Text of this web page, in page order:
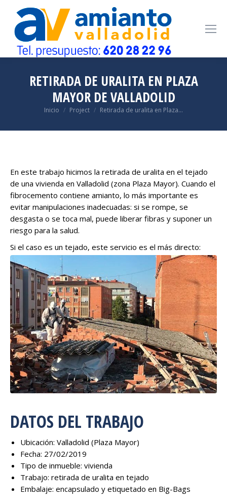
RETIRADA DE URALITA EN PLAZA
MAYOR DE VALLADOLID
Estás aquí:
Inicio Project Retirada de uralita en Plaza…
En este trabajo hicimos la retirada de uralita en el tejado
de una vivienda en Valladolid (zona Plaza Mayor). Cuando el
fibrocemento contiene amianto, lo más importante es
evitar manipulaciones inadecuadas: si se rompe, se
desgasta o se toca mal, puede liberar fibras y suponer un
riesgo para la salud.
Si el caso es un tejado, este servicio es el más directo:
Retirada de uralita con amianto en tejados
Si necesitas empezar por provincia:
Retirada de amianto y
uralita en alladolid.
DATOS DEL TRABAJO
Ubicación: Valladolid (Plaza Mayor)
Fecha: 27/02/2019
Tipo de inmueble: vivienda
Trabajo: retirada de uralita en tejado
Embalaje: encapsulado y etiquetado en Big-Bags